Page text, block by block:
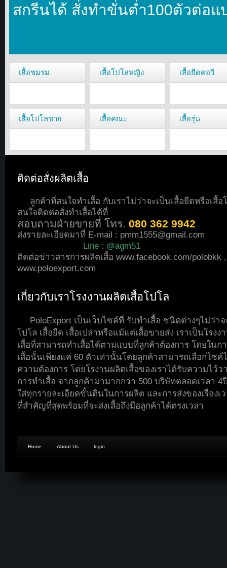
สกรีนได้ สั่งทำขั่นตํ่า100ตัวต่อแ
เสื้อชมรม
เสื้อโปโลชาย
เสื้อโปโลหญิง
เสื้อคณะ
เสื้อยืดคอวี
เสื้อรุ่น
ติดต่อสั่งผลิตเสื้อ
ลูกค้าที่สนใจทำเสื้อ กับเราไม่ว่าจะเป็นเสื้อยืดหรือเสื้อ
สนใจติดต่อสั่งทำเสื้อได้ที่
สอบถามฝ่ายขายที่ โทร. 080 362 9942
ส่งรายละเอียดมาที่ E-mail : pmm1555@gmail.com
Line : @agm51
ติดต่อข่าวสารการผลิตเสื้อ www.facebook.com/polobkk ,
www.poloexport.com
เกี่ยวกับเราโรงงานผลิตเสื้อโปโล
PoloExport เป็นเว็บไซค์ที่ รับทำเสื้อ ชนิดต่างๆไม่ว่าจ
โปโล เสื้อยืด เสื้อเปล่าหรือแม้แต่เสื้อขายส่ง เราเป็นโรงง
เสื้อที่สามารถทำเสื้อได้ตามแบบที่ลูกค้าต้องการ โดยในก
เสื้อนั้นเพียงแค่ 60 ตัวเท่านั้นโดยลูกค้าสามารถเลือกไซค์
ความต้องการ โดยโรงานผลิตเสื้อของเราได้รับความไว้ว
การทำเสื้อ จากลูกค้ามามากกว่า 500 บริษัทตลอดเวลา
ใส่ทุกรายละเอียดขั้นตินในการผลิต และการส่งของเรื่องเ
ที่สำคัญที่สุดพร้อมที่จะส่งเสื้อถึงมือลูกค้าได้ตรงเวลา
Home About Us login